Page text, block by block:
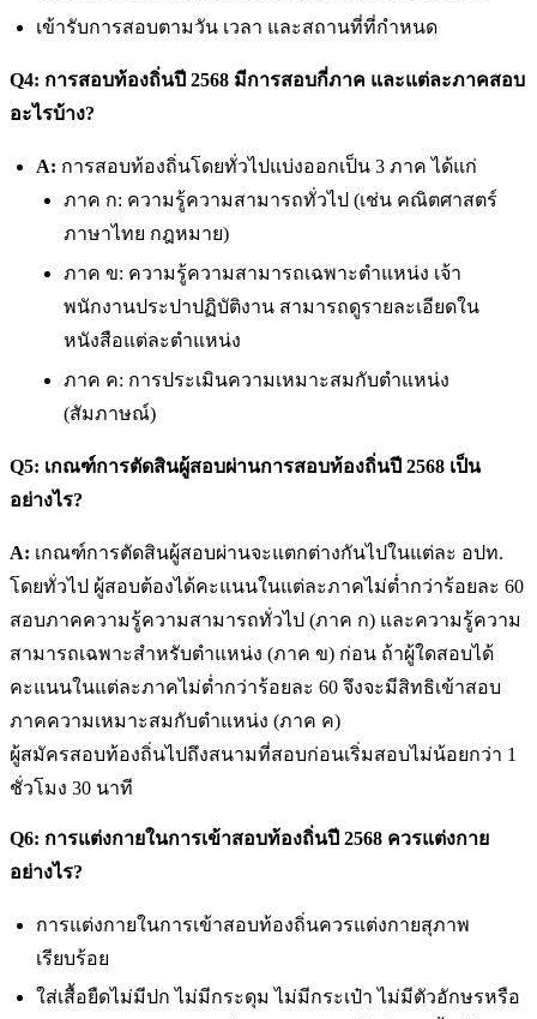
เข้ารับการสอบตามวัน เวลา และสถานที่ที่กำหนด
Q4: การสอบท้องถิ่นปี 2568 มีการสอบกี่ภาค และแต่ละภาคสอบ
อะไรบ้าง?
A: การสอบท้องถิ่นโดยทั่วไปแบ่งออกเป็น 3 ภาค ได้แก่
ภาค ก: ความรู้ความสามารถทั่วไป (เช่น คณิตศาสตร์
ภาษาไทย กฎหมาย)
ภาค ข: ความรู้ความสามารถเฉพาะตำแหน่ง เจ้า
พนักงานประปาปฏิบัติงาน สามารถดูรายละเอียดใน
หนังสือแต่ละตำแหน่ง
ภาค ค: การประเมินความเหมาะสมกับตำแหน่ง
(สัมภาษณ์)
Q5: เกณฑ์การตัดสินผู้สอบผ่านการสอบท้องถิ่นปี 2568 เป็น
อย่างไร?
A: เกณฑ์การตัดสินผู้สอบผ่านจะแตกต่างกันไปในแต่ละ อปท.
โดยทั่วไป ผู้สอบต้องได้คะแนนในแต่ละภาคไม่ต่ำกว่าร้อยละ 60
สอบภาคความรู้ความสามารถทั่วไป (ภาค ก) และความรู้ความ
สามารถเฉพาะสำหรับตำแหน่ง (ภาค ข) ก่อน ถ้าผู้ใดสอบได้
คะแนนในแต่ละภาคไม่ต่ำกว่าร้อยละ 60 จึงจะมีสิทธิเข้าสอบ
ภาคความเหมาะสมกับตำแหน่ง (ภาค ค)
ผู้สมัครสอบท้องถิ่นไปถึงสนามที่สอบก่อนเริ่มสอบไม่น้อยกว่า 1
ชั่วโมง 30 นาที
Q6: การแต่งกายในการเข้าสอบท้องถิ่นปี 2568 ควรแต่งกาย
อย่างไร?
การแต่งกายในการเข้าสอบท้องถิ่นควรแต่งกายสุภาพ
เรียบร้อย
ใส่เสื้อยืดไม่มีปก ไม่มีกระดุม ไม่มีกระเป๋า ไม่มีตัวอักษรหรือ